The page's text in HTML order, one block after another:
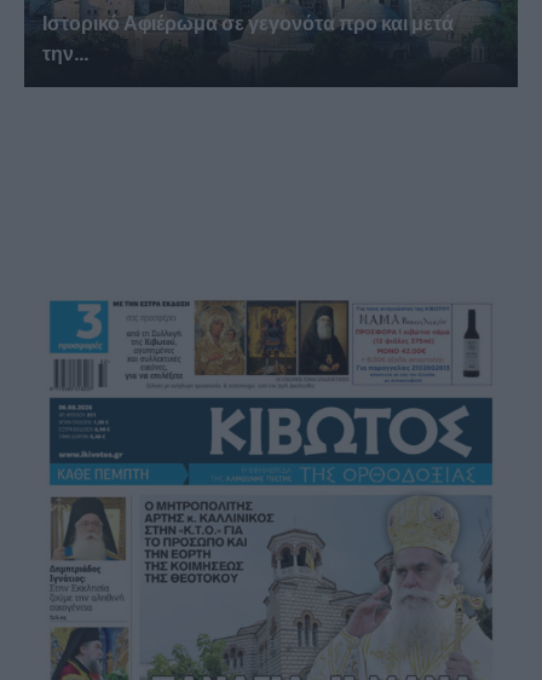
Ιστορικό Αφιέρωμα σε γεγονότα προ και μετά
την...